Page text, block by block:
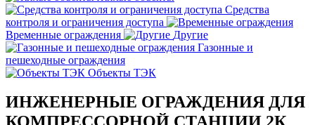
Средства
контроля и ограничения доступа
Временные ограждения
Другие
Газонные и
пешеходные ограждения
Объекты ТЭК
ИНЖЕНЕРНЫЕ ОГРАЖДЕНИЯ ДЛЯ
КОМПРЕССОРНОЙ СТАНЦИИ 2К